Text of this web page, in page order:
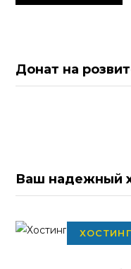
Донат на
Ваш надежный
ХОСТИНГ